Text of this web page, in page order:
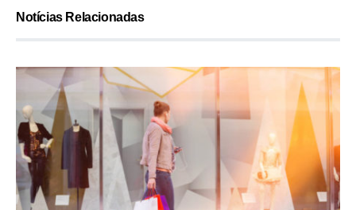
Notícias Relacionadas